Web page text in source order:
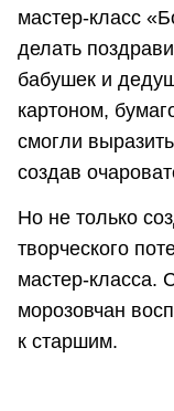
мастер-класс
делать
бабушек и
картоном,
смогли
создав
Но не только
творческого
мастер-
морозовчан
к старшим.